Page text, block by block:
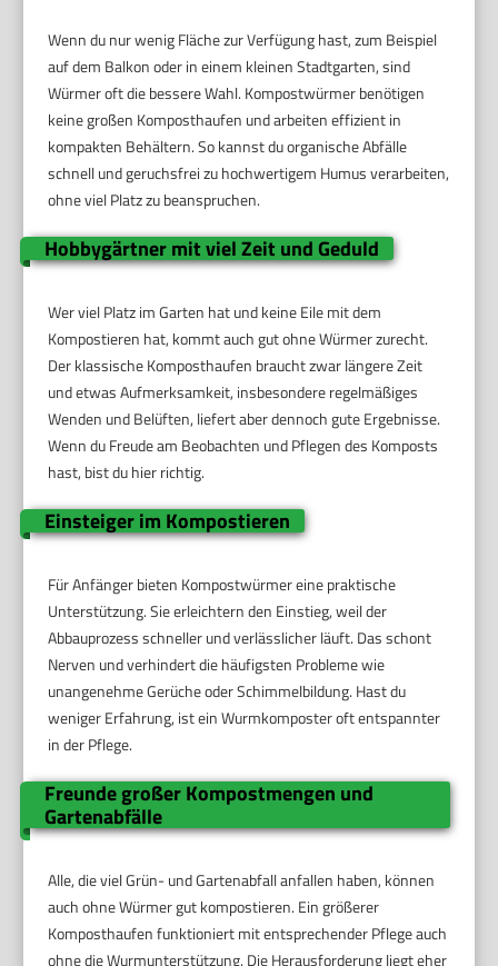
Wenn du nur wenig Fläche zur Verfügung hast, zum Beispiel
auf dem Balkon oder in einem kleinen Stadtgarten, sind
Würmer oft die bessere Wahl. Kompostwürmer benötigen
keine großen Komposthaufen und arbeiten effizient in
kompakten Behältern. So kannst du organische Abfälle
schnell und geruchsfrei zu hochwertigem Humus verarbeiten,
ohne viel Platz zu beanspruchen.
Hobbygärtner mit viel Zeit und Geduld
Wer viel Platz im Garten hat und keine Eile mit dem
Kompostieren hat, kommt auch gut ohne Würmer zurecht.
Der klassische Komposthaufen braucht zwar längere Zeit
und etwas Aufmerksamkeit, insbesondere regelmäßiges
Wenden und Belüften, liefert aber dennoch gute Ergebnisse.
Wenn du Freude am Beobachten und Pflegen des Komposts
hast, bist du hier richtig.
Einsteiger im Kompostieren
Für Anfänger bieten Kompostwürmer eine praktische
Unterstützung. Sie erleichtern den Einstieg, weil der
Abbauprozess schneller und verlässlicher läuft. Das schont
Nerven und verhindert die häufigsten Probleme wie
unangenehme Gerüche oder Schimmelbildung. Hast du
weniger Erfahrung, ist ein Wurmkomposter oft entspannter
in der Pflege.
Freunde großer Kompostmengen und
Gartenabfälle
Alle, die viel Grün- und Gartenabfall anfallen haben, können
auch ohne Würmer gut kompostieren. Ein größerer
Komposthaufen funktioniert mit entsprechender Pflege auch
ohne die Wurmunterstützung. Die Herausforderung liegt eher